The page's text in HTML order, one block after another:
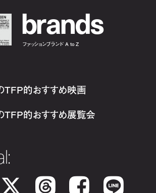
brands
ファッションブランド A to Z
TFP的おすすめ映画
TFP的おすすめ展覧会
𝕏 Threads Facebook LINE